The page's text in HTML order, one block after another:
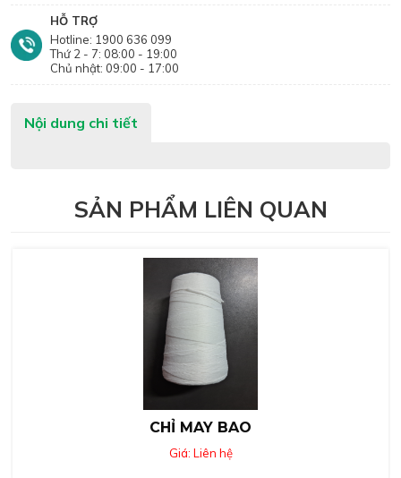
HỖ TRỢ
Hotline: 1900 636 099
Thứ 2 - 7: 08:00 - 19:00
Chủ nhật: 09:00 - 17:00
Nội dung chi tiết
SẢN PHẨM LIÊN QUAN
CHỈ MAY BAO
Giá: Liên hệ